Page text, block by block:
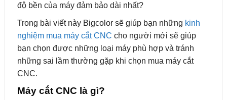
độ bền của máy đảm bảo dài nhất?
Trong bài viết này Bigcolor sẽ giúp bạn những kinh
nghiệm mua máy cắt CNC cho người mới sẽ giúp
bạn chọn được những loại máy phù hợp và tránh
những sai lầm thường gặp khi chọn mua máy cắt
CNC.
Máy cắt CNC là gì?